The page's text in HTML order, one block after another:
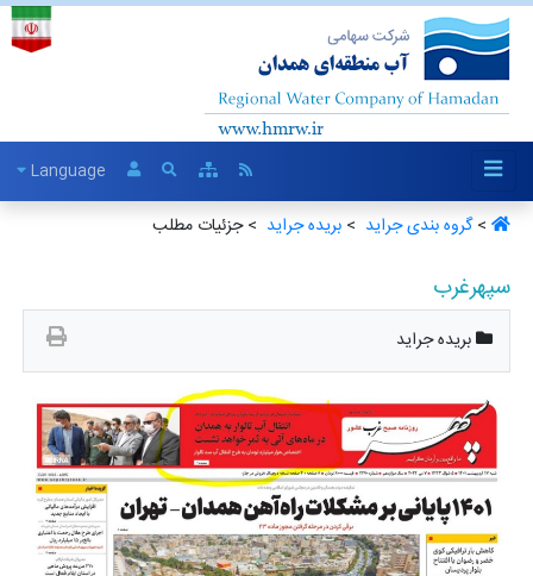
Language
>گروه بندی جراید ‏ >بریده جراید ‏ > جزئیات مطلب
سپهرغرب
بریده جراید